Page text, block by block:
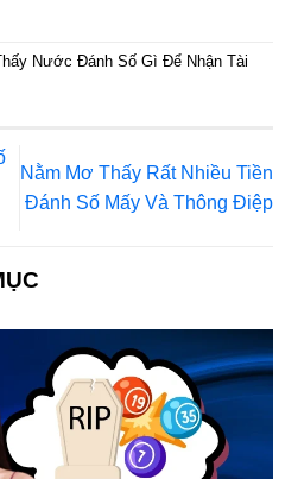
Nước Đánh Số Gì Để Nhận Tài
Nằm Mơ Thấy Rất Nhiều Tiền
Đánh Số Mấy Và Thông Điệp